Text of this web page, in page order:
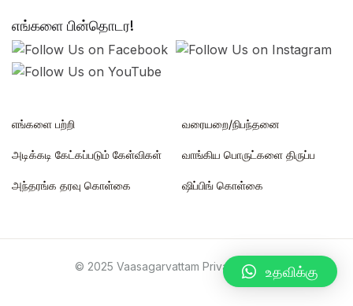
எங்களை பின்தொடர!
எங்களை பற்றி
அடிக்கடி கேட்கப்படும் கேள்விகள்
அந்தரங்க தரவு கொள்கை
வரையறை/நிபந்தனை
வாங்கிய பொருட்களை திருப்ப
ஷிப்பிங் கொள்கை
© 2025 Vaasagarvattam Private Limitedஉதவிக்கு